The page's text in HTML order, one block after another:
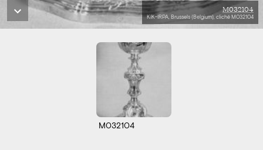
M032104
KIK-IRPA, Brussels (Belgium), cliché M032104
M032104